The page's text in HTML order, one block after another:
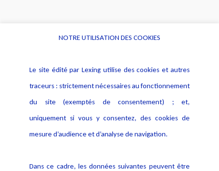
Alerte professionnelle
Déclaration d'accessibilité
Notice Légale
Politique de protection des
données
Publications
NOTRE UTILISATION DES COOKIES
Le site édité par Lexing utilise des cookies et autres
traceurs : strictement nécessaires au fonctionnement
du site (exemptés de consentement) ; et,
uniquement si vous y consentez, des cookies de
mesure d’audience et d’analyse de navigation.
Dans ce cadre, les données suivantes peuvent être